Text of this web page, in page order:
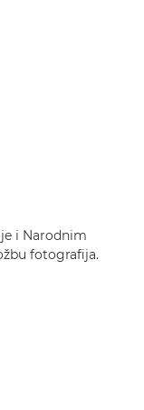
i Narodnim
fotografija.